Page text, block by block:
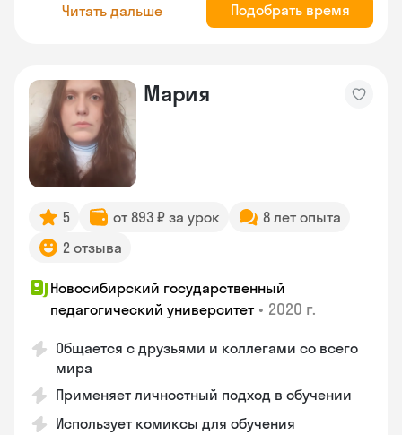
Читать дальше Подобрать время
Мария
5 от 893 ₽ за урок
8 лет опыта
2 отзыва
Новосибирский государственный
педагогический университет • 2020 г.
Общается с друзьями и коллегами со всего
мира
Применяет личностный подход в обучении
Использует комиксы для обучения